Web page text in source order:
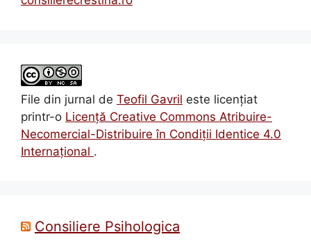
File din jurnal de Teofil Gavril este licenţiat
printr-o Licenţă Creative Commons Atribuire-
Necomercial-Distribuire în Condiţii Identice 4.0
Internațional .
Consiliere Psihologica